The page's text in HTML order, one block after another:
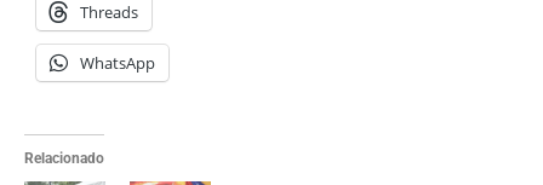
Threads
WhatsApp
Relacionado